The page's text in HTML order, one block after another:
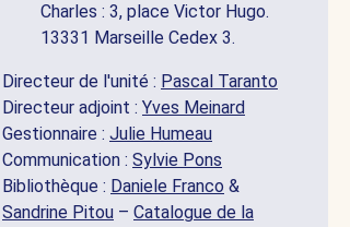
Charles : 3, place Victor Hugo.
13331 Marseille Cedex 3.
Directeur de l'unité : Pascal Taranto
Directeur adjoint : Yves Meinard
Gestionnaire : Julie Humeau
Communication : Sylvie Pons
Bibliothèque : Daniele Franco &
Sandrine Pitou – Catalogue de la